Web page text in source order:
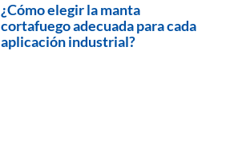
¿Cómo elegir la manta
cortafuego adecuada para cada
aplicación industrial?